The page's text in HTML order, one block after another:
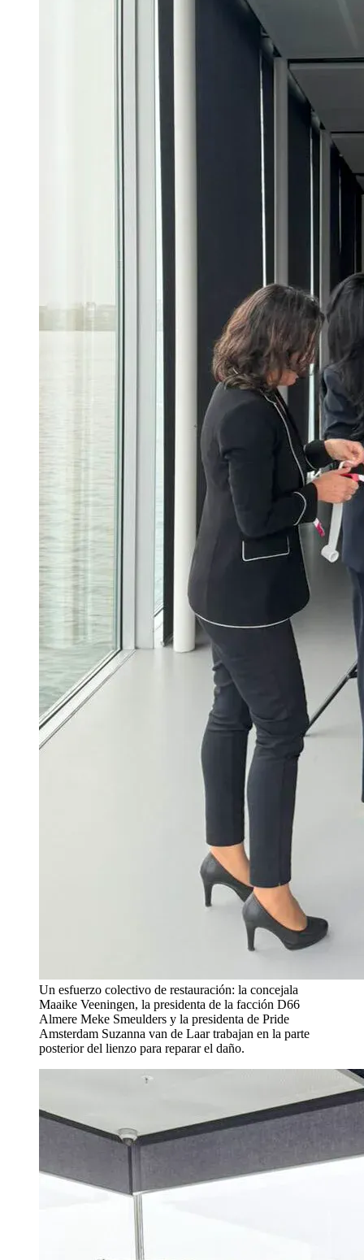
Un esfuerzo colectivo de restauración: la concejala
Maaike Veeningen, la presidenta de la facción D66
Almere Meke Smeulders y la presidenta de Pride
Amsterdam Suzanna van de Laar trabajan en la parte
posterior del lienzo para reparar el daño.